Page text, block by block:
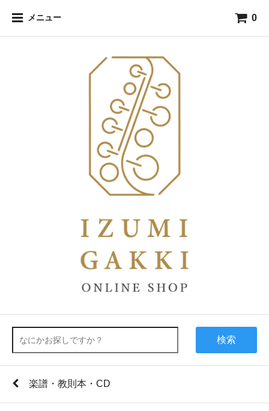
メニュー 0
検索
楽譜・教則本・CD